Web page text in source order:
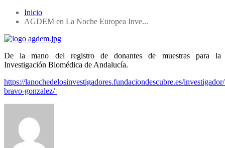
Inicio
AGDEM en La Noche Europea Inve...
De la mano del registro de donantes de muestras para la
Investigación Biomédica de Andalucía.
https://lanochedelosinvestigadores.fundaciondescubre.es/
bravo-gonzalez/